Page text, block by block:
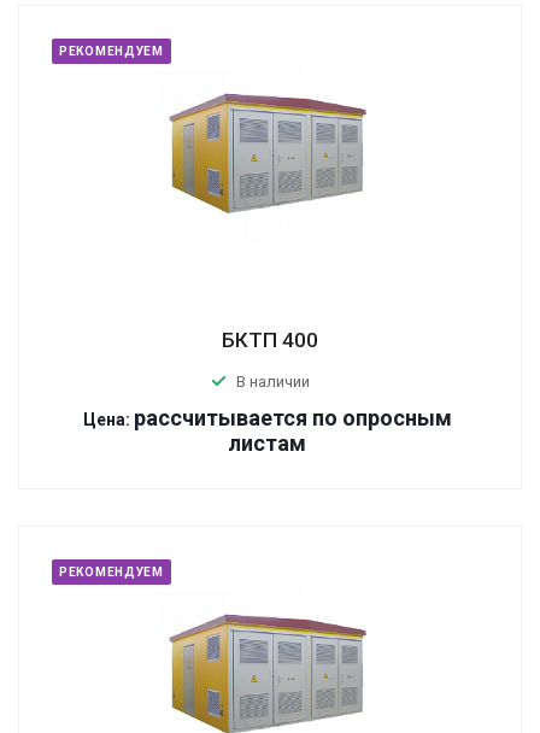
РЕКОМЕНДУЕМ
БКТП 400
В наличии
Цена: рассчитывается по опросным
листам
РЕКОМЕНДУЕМ